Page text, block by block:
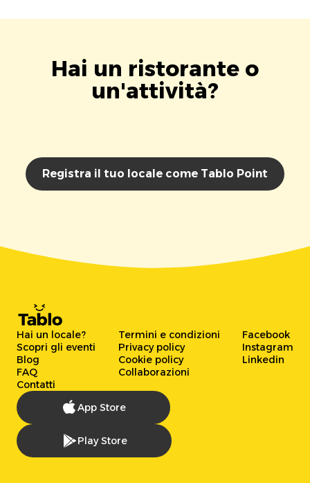
Hai un ristorante o
un'attività?
Registra il tuo locale come Tablo Point
Hai un locale?
Scopri gli eventi
Blog
FAQ
Contatti
Termini e condizioni
Privacy policy
Cookie policy
Collaborazioni
Facebook
Instagram
Linkedin
App Store
Play Store